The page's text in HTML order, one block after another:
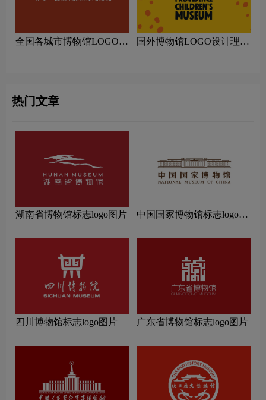
全国各城市博物馆LOGO设
国外博物馆LOGO设计理念
热门文章
湖南省博物馆标志logo图片
中国国家博物馆标志logo图
四川博物馆标志logo图片 广东省博物馆标志logo图片